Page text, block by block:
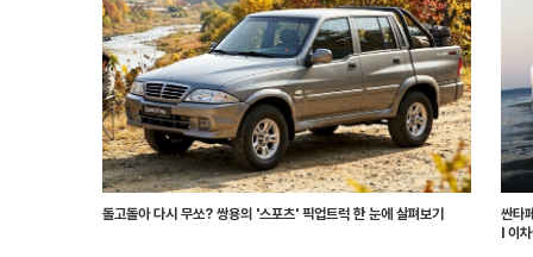
돌고돌아 다시 무쏘? 쌍용의 '스포츠' 픽업트럭 한 눈에 살펴보기
싼타
l 이